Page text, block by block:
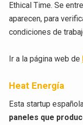
Ethical Time. Se
aparecen, para
condiciones de
Ir a la página web de
Heat Energía
Esta startup
paneles que